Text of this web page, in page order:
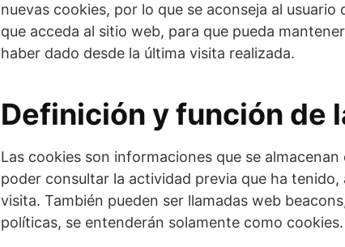
nuevas cookies, por lo que se aconseja al
que acceda al sitio web, para que pueda
haber dado desde la última visita realizada.
Definición y función de
Las cookies son informaciones que se
poder consultar la actividad previa que ha
visita. También pueden ser llamadas web
políticas, se entenderán solamente como cookies.